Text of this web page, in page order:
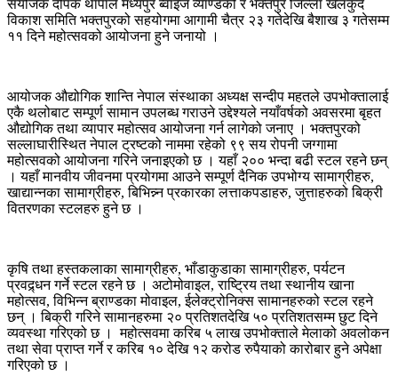
संयोजक दीपक थापाले मध्यपुर ब्वाइज व्याण्डकोे र भक्तपुर जिल्ला खेलकुद
विकाश समिति भक्तपुरको सहयोगमा आगामी चैत्र २३ गतेदेखि बैशाख ३ गतेसम्म
११ दिने महोत्सवको आयोजना हुने जनायो ।
आयोजक औद्योगिक शान्ति नेपाल संस्थाका अध्यक्ष सन्दीप महतले उपभोक्तालाई
एकै थलोबाट सम्पूर्ण सामान उपलब्ध गराउने उद्देश्यले नयाँवर्षको अवसरमा बृहत
औद्योगिक तथा व्यापार महोत्सव आयोजना गर्न लागेको जनाए । भक्तपुरको
सल्लाघारीस्थित नेपाल ट्रष्टको नाममा रहेको ९९ सय रोपनी जग्गामा
महोत्सवको आयोजना गरिने जनाइएको छ । यहाँ २०० भन्दा बढी स्टल रहने छन्
। यहाँ मानवीय जीवनमा प्रयोगमा आउने सम्पूर्ण दैनिक उपभोग्य सामाग्रीहरु,
खाद्यान्नका सामाग्रीहरु, बिभिन्न्न प्रकारका लत्ताकपडाहरु, जुत्ताहरुको बिक्री
वितरणका स्टलहरु हुने छ ।
कृषि तथा हस्तकलाका सामाग्रीहरु, भाँडाकुडाका सामाग्रीहरु, पर्यटन
प्रवद्र्धन गर्ने स्टल रहने छ । अटोमोवाइल, राष्ट्रिय तथा स्थानीय खाना
महोत्सव, विभिन्न ब्राण्डका मोवाइल, ईलेक्ट्रोनिक्स सामानहरुको स्टल रहने
छन् । बिक्री गरिने सामानहरुमा २० प्रतिशतदेखि ५० प्रतिशतसम्म छुट दिने
व्यवस्था गरिएको छ । महोत्सवमा करिब ५ लाख उपभोक्ताले मेलाको अवलोकन
तथा सेवा प्राप्त गर्ने र करिब १० देखि १२ करोड रुपैयाको कारोबार हुने अपेक्षा
गरिएको छ ।